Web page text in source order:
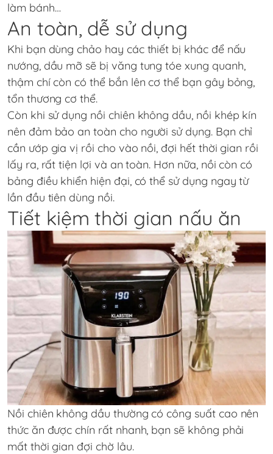
làm bánh…
An toàn, dễ sử dụng
Khi bạn dùng chảo hay các thiết bị khác để nấu
nướng, dầu mỡ sẽ bị văng tung tóe xung quanh,
thậm chí còn có thể bắn lên cơ thể bạn gây bỏng,
tổn thương cơ thể.
Còn khi sử dụng nồi chiên không dầu, nồi khép kín
nên đảm bảo an toàn cho người sử dụng. Bạn chỉ
cần ướp gia vị rồi cho vào nồi, đợi hết thời gian rồi
lấy ra, rất tiện lợi và an toàn. Hơn nữa, nồi còn có
bảng điều khiển hiện đại, có thể sử dụng ngay từ
lần đầu tiên dùng nồi.
Tiết kiệm thời gian nấu ăn
Nồi chiên không dầu thường có công suất cao nên
thức ăn được chín rất nhanh, bạn sẽ không phải
mất thời gian đợi chờ lâu.